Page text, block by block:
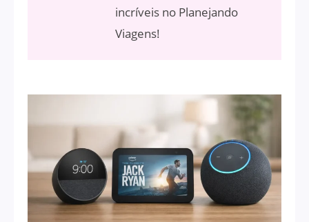
incríveis no Planejando
Viagens!